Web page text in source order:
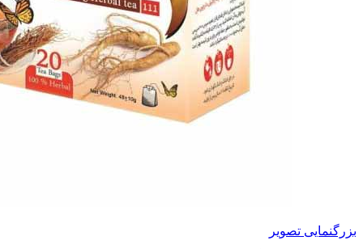
بزرگنمایی تصویر